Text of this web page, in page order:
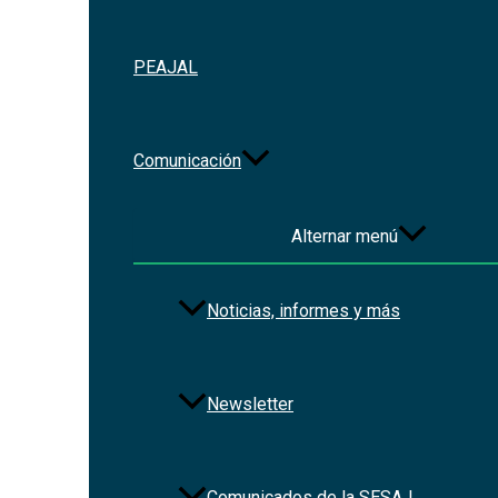
PEAJAL
Comunicación
Alternar menú
Noticias, informes y más
Newsletter